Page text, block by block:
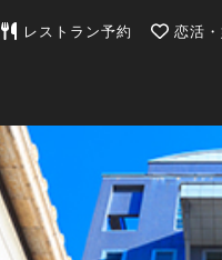
東京カレンダー | 最新のグル
レストラン予約 恋活・